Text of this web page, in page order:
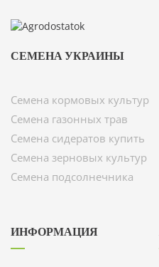
СЕМЕНА УКРАИНЫ
Семена кормовых культур
Семена газонных трав
Семена сидератов купить
Семена зерновых культур
Семена подсолнечника
ИНФОРМАЦИЯ